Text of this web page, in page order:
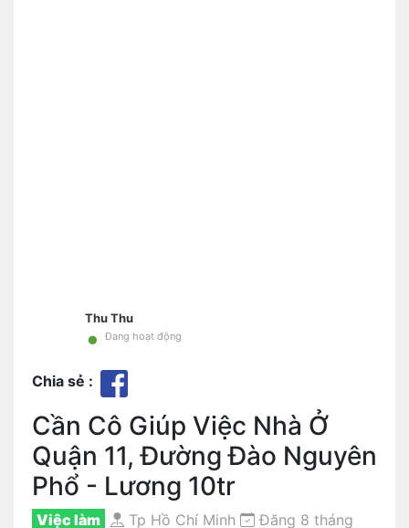
Thu Thu
• Đang hoạt động
Chia sẻ :
Cần Cô Giúp Việc Nhà Ở
Quận 11, Đường Đào Nguyên
Phổ - Lương 10tr
Việc làm Tp Hồ Chí Minh
Đăng 8 tháng